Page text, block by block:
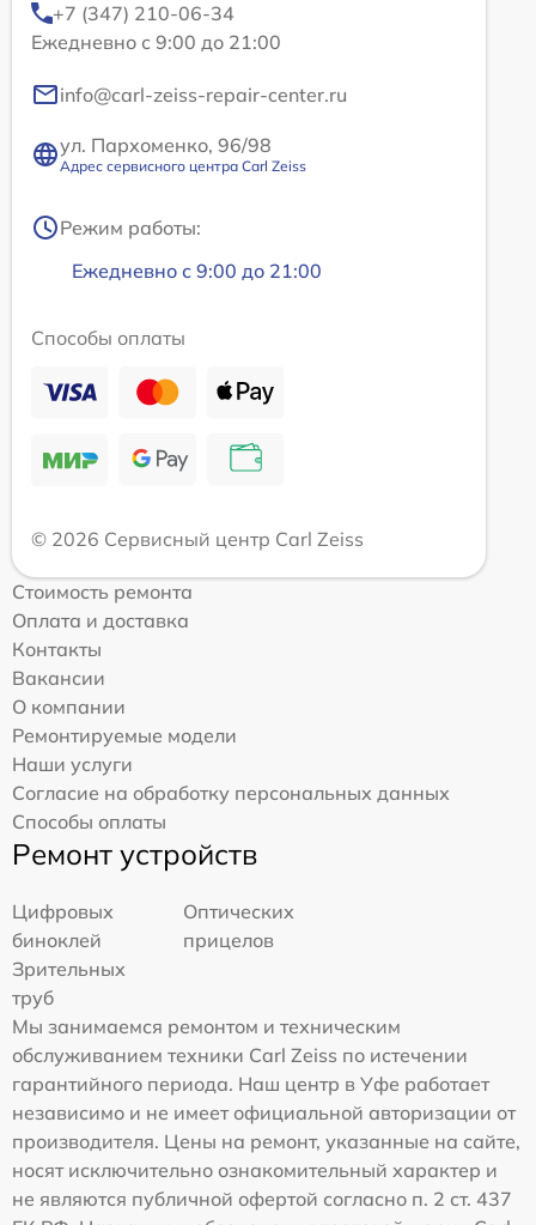
+7 (347) 210-06-34
Ежедневно с 9:00 до 21:00
info@carl-zeiss-repair-center.ru
ул. Пархоменко, 96/98
Адрес сервисного центра Carl Zeiss
Режим работы:
Ежедневно с 9:00 до 21:00
Способы оплаты
© 2026 Сервисный центр Carl Zeiss
Стоимость ремонта
Оплата и доставка
Контакты
Вакансии
О компании
Ремонтируемые модели
Наши услуги
Согласие на обработку персональных данных
Способы оплаты
Ремонт устройств
Цифровых
биноклей
Оптических
прицелов
Зрительных
труб
Мы занимаемся ремонтом и техническим
обслуживанием техники Carl Zeiss по истечении
гарантийного периода. Наш центр в Уфе работает
независимо и не имеет официальной авторизации от
производителя. Цены на ремонт, указанные на сайте,
носят исключительно ознакомительный характер и
не являются публичной офертой согласно п. 2 ст. 437